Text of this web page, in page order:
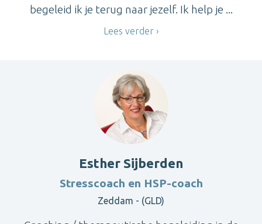
begeleid ik je terug naar jezelf. Ik help je ...
Lees verder
Esther Sijberden
Stresscoach en HSP-coach
Zeddam - (GLD)